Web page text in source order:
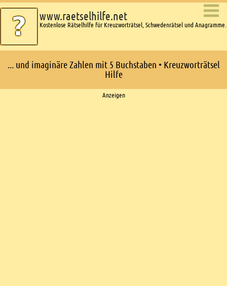
www.raetselhilfe.net
Kostenlose Rätselhilfe für Kreuzworträtsel, Schwedenrätsel und Anagramme.
... und imaginäre Zahlen mit 5 Buchstaben • Kreuzworträtsel
Hilfe
Anzeigen